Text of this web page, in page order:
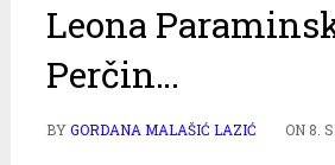
Leona
Perčin…
BYGORDANA MALAŠIĆ LAZIĆ ON 8.